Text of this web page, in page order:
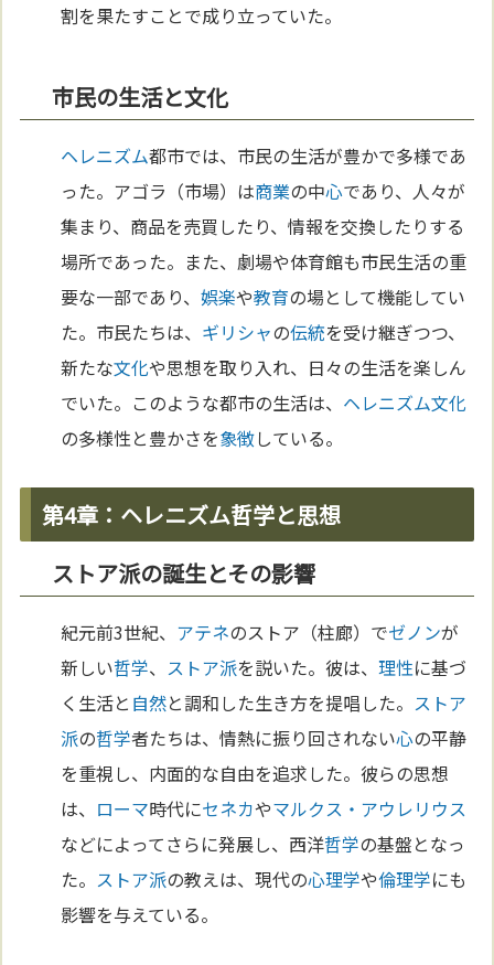
割を果たすことで成り立っていた。
市民の生活と文化
ヘレニズム都市では、市民の生活が豊かで多様であ
った。アゴラ（市場）は商業の中心であり、人々が
集まり、商品を売買したり、情報を交換したりする
場所であった。また、劇場や体育館も市民生活の重
要な一部であり、娯楽や教育の場として機能してい
た。市民たちは、 ギリシャの伝統を受け継ぎつつ、
新たな文化や思想を取り入れ、日々の生活を楽しん
でいた。このような都市の生活は、 ヘレニズム文化
の多様性と豊かさを象徴している。
第4章：ヘレニズム哲学と思想
ストア派の誕生とその影響
紀元前3世紀、 アテネのストア（柱廊）でゼノンが
新しい哲学、 ストア派を説いた。彼は、理性に基づ
く生活と 自然と調和した生き方を提唱した。 ストア
派の哲学者たちは、情熱に振り回されない心の平静
を重視し、内面的な自由を追求した。彼らの思想
は、 ローマ時代にセネカやマルクス・アウレリウス
などによってさらに発展し、西洋哲学の基盤となっ
た。 ストア派の教えは、現代の心理学や倫理学にも
影響を与えている。